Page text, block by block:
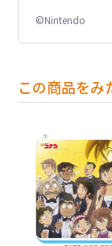
©Nintendo
この商品をみ